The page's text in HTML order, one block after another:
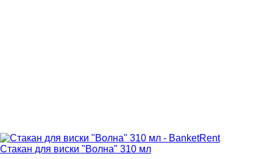
Стакан для виски "Волна" 310 мл